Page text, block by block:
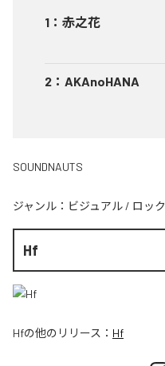
1 ： 赤之花
2 ： AKAnoHANA
SOUNDNAUTS
ジャンル： ビジュアル / ロック
Hf
Hfの他のリリース： Hf